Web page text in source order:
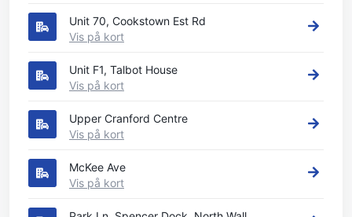
Unit 70, Cookstown Est Rd
Vis på kort
Unit F1, Talbot House
Vis på kort
Upper Cranford Centre
Vis på kort
McKee Ave
Vis på kort